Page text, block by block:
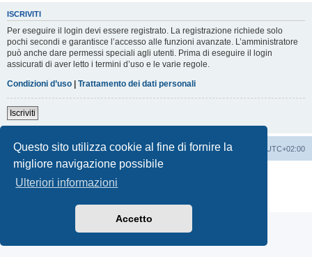
Questo sito utilizza cookie al fine di fornire la
migliore navigazione possibile
Ulteriori informazioni
Accetto
ISCRIVITI
Per eseguire il login devi essere registrato. La registrazione richiede solo
pochi secondi e garantisce l’accesso alle funzioni avanzate. L’amministratore
può anche dare permessi speciali agli utenti. Prima di eseguire il login
assicurati di aver letto i termini d’uso e le varie regole.
Condizioni d’uso | Trattamento dei dati personali
Iscriviti
Indice Tutti gli orari sono UTC+02:00
Cancella cookie
Contattaci
Traduzione Italiana